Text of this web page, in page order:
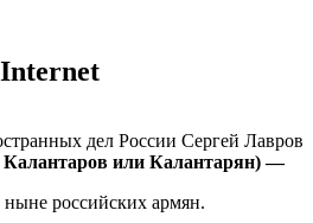
дел России Сергей Лавров
или Калантарян) —
российских армян.